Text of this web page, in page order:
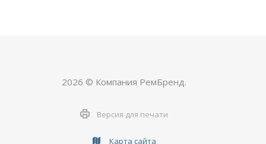
2026 © Компания РемБренд.
Версия для печати
Карта сайта